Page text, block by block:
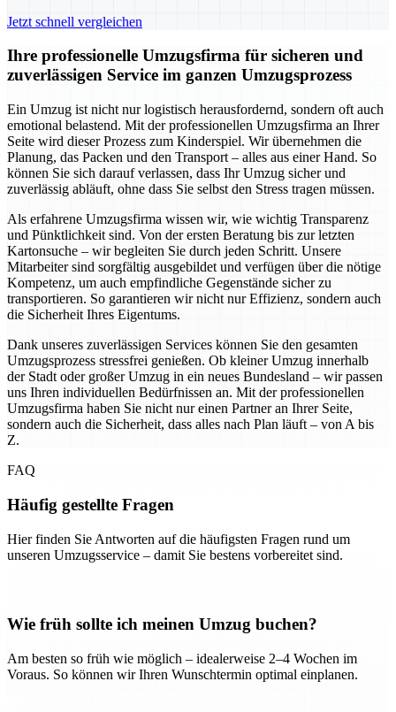
Jetzt schnell vergleichen
Ihre professionelle Umzugsfirma für sicheren und
zuverlässigen Service im ganzen Umzugsprozess
Ein Umzug ist nicht nur logistisch herausfordernd, sondern oft auch
emotional belastend. Mit der professionellen Umzugsfirma an Ihrer
Seite wird dieser Prozess zum Kinderspiel. Wir übernehmen die
Planung, das Packen und den Transport – alles aus einer Hand. So
können Sie sich darauf verlassen, dass Ihr Umzug sicher und
zuverlässig abläuft, ohne dass Sie selbst den Stress tragen müssen.
Als erfahrene Umzugsfirma wissen wir, wie wichtig Transparenz
und Pünktlichkeit sind. Von der ersten Beratung bis zur letzten
Kartonsuche – wir begleiten Sie durch jeden Schritt. Unsere
Mitarbeiter sind sorgfältig ausgebildet und verfügen über die nötige
Kompetenz, um auch empfindliche Gegenstände sicher zu
transportieren. So garantieren wir nicht nur Effizienz, sondern auch
die Sicherheit Ihres Eigentums.
Dank unseres zuverlässigen Services können Sie den gesamten
Umzugsprozess stressfrei genießen. Ob kleiner Umzug innerhalb
der Stadt oder großer Umzug in ein neues Bundesland – wir passen
uns Ihren individuellen Bedürfnissen an. Mit der professionellen
Umzugsfirma haben Sie nicht nur einen Partner an Ihrer Seite,
sondern auch die Sicherheit, dass alles nach Plan läuft – von A bis
Z.
FAQ
Häufig gestellte Fragen
Hier finden Sie Antworten auf die häufigsten Fragen rund um
unseren Umzugsservice – damit Sie bestens vorbereitet sind.
Wie früh sollte ich meinen Umzug buchen?
Am besten so früh wie möglich – idealerweise 2–4 Wochen im
Voraus. So können wir Ihren Wunschtermin optimal einplanen.